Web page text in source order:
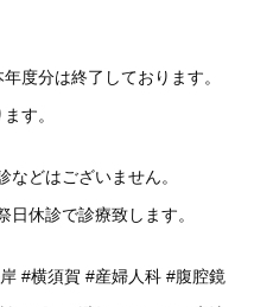
度分は終了しております。
す。
などはございません。
休診で診療致します。
#横須賀 #産婦人科 #腹腔鏡